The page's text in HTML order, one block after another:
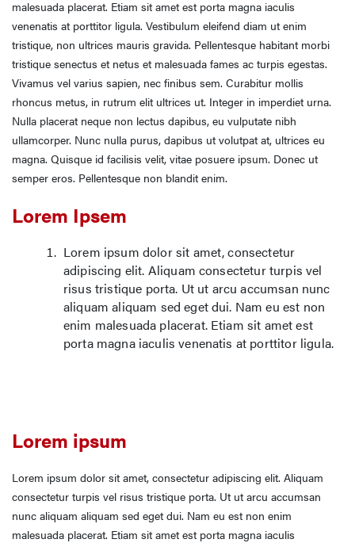
malesuada placerat. Etiam sit amet est porta magna iaculis
venenatis at porttitor ligula. Vestibulum eleifend diam ut enim
tristique, non ultrices mauris gravida. Pellentesque habitant morbi
tristique senectus et netus et malesuada fames ac turpis egestas.
Vivamus vel varius sapien, nec finibus sem. Curabitur mollis
rhoncus metus, in rutrum elit ultrices ut. Integer in imperdiet urna.
Nulla placerat neque non lectus dapibus, eu vulputate nibh
ullamcorper. Nunc nulla purus, dapibus ut volutpat at, ultrices eu
magna. Quisque id facilisis velit, vitae posuere ipsum. Donec ut
semper eros. Pellentesque non blandit enim.
Lorem Ipsem
Lorem ipsum dolor sit amet, consectetur
adipiscing elit. Aliquam consectetur turpis vel
risus tristique porta. Ut ut arcu accumsan nunc
aliquam aliquam sed eget dui. Nam eu est non
enim malesuada placerat. Etiam sit amet est
porta magna iaculis venenatis at porttitor ligula.
Lorem ipsum
Lorem ipsum dolor sit amet, consectetur adipiscing elit. Aliquam
consectetur turpis vel risus tristique porta. Ut ut arcu accumsan
nunc aliquam aliquam sed eget dui. Nam eu est non enim
malesuada placerat. Etiam sit amet est porta magna iaculis